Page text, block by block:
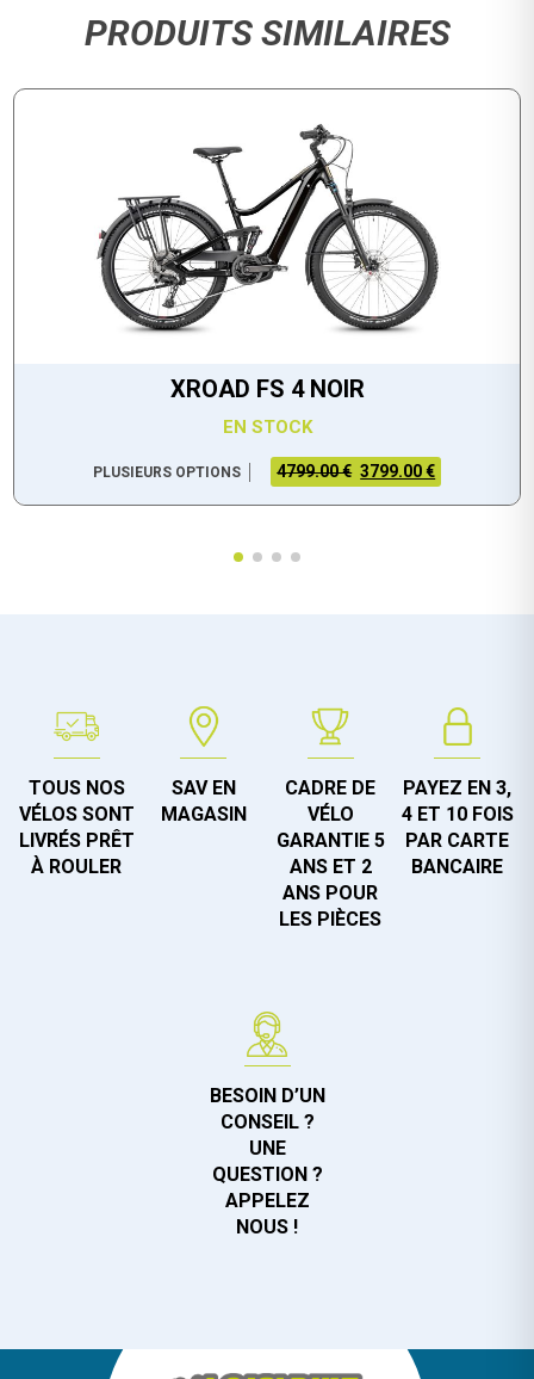
PRODUITS SIMILAIRES
XROAD FS 4 NOIR
EN STOCK
PLUSIEURS OPTIONS 4799.00 € 3799.00 €
TOUS NOS
VÉLOS SONT
LIVRÉS PRÊT
À ROULER
SAV EN
MAGASIN
CADRE DE
VÉLO
GARANTIE 5
ANS ET 2
ANS POUR
LES PIÈCES
PAYEZ EN 3,
4 ET 10 FOIS
PAR CARTE
BANCAIRE
BESOIN D’UN
CONSEIL ?
UNE
QUESTION ?
APPELEZ
NOUS !